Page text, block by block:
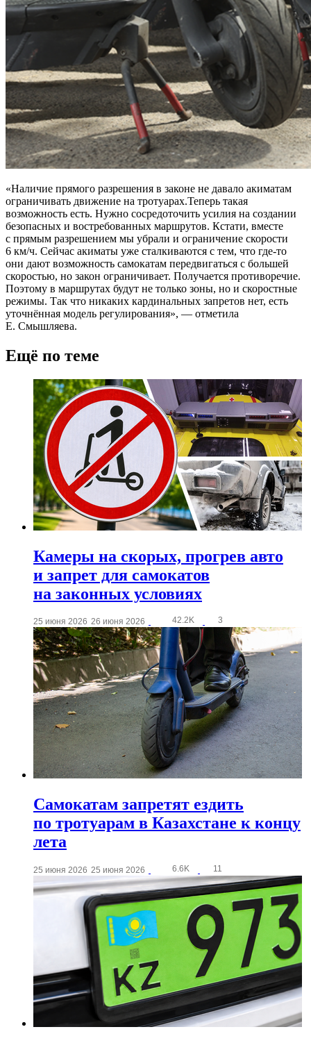
«Наличие прямого разрешения в законе не давало акиматам
ограничивать движение на тротуарах.Теперь такая
возможность есть. Нужно сосредоточить усилия на создании
безопасных и востребованных маршрутов. Кстати, вместе
с прямым разрешением мы убрали и ограничение скорости
6 км/ч. Сейчас акиматы уже сталкиваются с тем, что где-то
они дают возможность самокатам передвигаться с большей
скоростью, но закон ограничивает. Получается противоречие.
Поэтому в маршрутах будут не только зоны, но и скоростные
режимы. Так что никаких кардинальных запретов нет, есть
уточнённая модель регулирования», — отметила
Е. Смышляева.
Ещё по теме
Камеры на скорых, прогрев авто
и запрет для самокатов
на законных условиях
25 июня 2026 26 июня 2026 42.2K 3
Самокатам запретят ездить
по тротуарам в Казахстане к концу
лета
25 июня 2026 25 июня 2026 6.6K 11